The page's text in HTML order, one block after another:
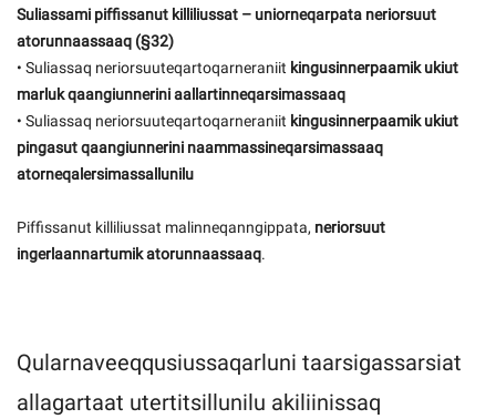
Suliassami piffissanut killiliussat – uniorneqarpata neriorsuut
atorunnaassaaq (§32)
• Suliassaq neriorsuuteqartoqarneraniit kingusinnerpaamik ukiut
marluk qaangiunnerini aallartinneqarsimassaaq
• Suliassaq neriorsuuteqartoqarneraniit kingusinnerpaamik ukiut
pingasut qaangiunnerini naammassineqarsimassaaq
atorneqalersimassallunilu
Piffissanut killiliussat malinneqanngippata, neriorsuut
ingerlaannartumik atorunnaassaaq.
Qularnaveeqqusiussaqarluni taarsigassarsiat
allagartaat utertitsillunilu akiliinissaq